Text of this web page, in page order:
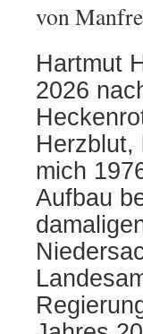
von
Hartmut
2026
Herzblut,
mich
Aufbau